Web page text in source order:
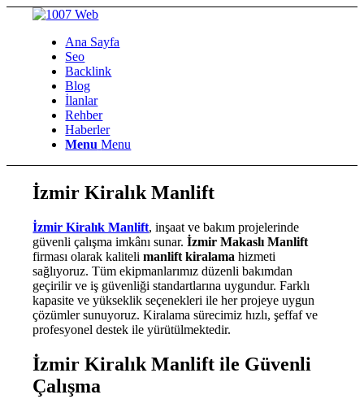
Ana Sayfa
Seo
Backlink
Blog
İlanlar
Rehber
Haberler
Menu Menu
İzmir Kiralık Manlift
İzmir Kiralık Manlift, inşaat ve bakım projelerinde
güvenli çalışma imkânı sunar.İzmir Makaslı Manlift
firması olarak kalitelimanlift kiralama hizmeti
sağlıyoruz. Tüm ekipmanlarımız düzenli bakımdan
geçirilir ve iş güvenliği standartlarına uygundur. Farklı
kapasite ve yükseklik seçenekleri ile her projeye uygun
çözümler sunuyoruz. Kiralama sürecimiz hızlı, şeffaf ve
profesyonel destek ile yürütülmektedir.
İzmir Kiralık Manlift ile Güvenli
Çalışma